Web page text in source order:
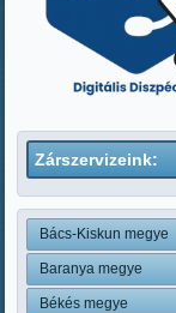
Zárszervizeink:
Bács-Kiskun megye
Baranya megye
Békés megye